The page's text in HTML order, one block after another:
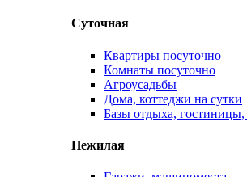
Суточная
Квартиры посуточно
Комнаты посуточно
Агроусадьбы
Дома, коттеджи на сутки
Базы отдыха, гостиницы,
Нежилая